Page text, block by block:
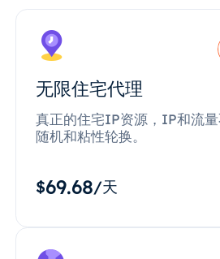
无限住宅代理
真正的住宅IP资源，IP和流
随机和粘性轮换。
$69.68/天